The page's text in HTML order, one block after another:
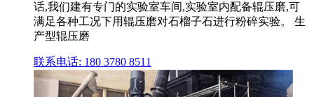
话,我们建有专门的实验室车间,实验室内配备辊压磨,可
满足各种工况下用辊压磨对石榴子石进行粉碎实验。 生
产型辊压磨
联系电话: 180 3780 8511